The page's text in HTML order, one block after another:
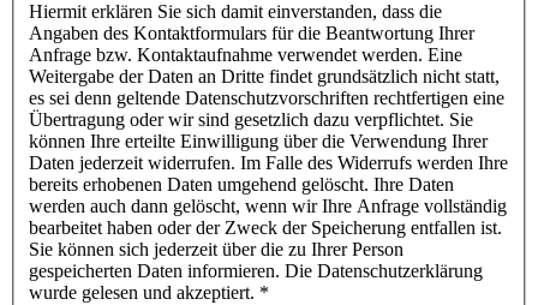
Hiermit erklären Sie sich damit einverstanden, dass die
Angaben des Kontaktformulars für die Beantwortung Ihrer
Anfrage bzw. Kontaktaufnahme verwendet werden. Eine
Weitergabe der Daten an Dritte findet grundsätzlich nicht statt,
es sei denn geltende Datenschutzvorschriften rechtfertigen eine
Übertragung oder wir sind gesetzlich dazu verpflichtet. Sie
können Ihre erteilte Einwilligung über die Verwendung Ihrer
Daten jederzeit widerrufen. Im Falle des Widerrufs werden Ihre
bereits erhobenen Daten umgehend gelöscht. Ihre Daten
werden auch dann gelöscht, wenn wir Ihre Anfrage vollständig
bearbeitet haben oder der Zweck der Speicherung entfallen ist.
Sie können sich jederzeit über die zu Ihrer Person
gespeicherten Daten informieren. Die Datenschutzerklärung
wurde gelesen und akzeptiert. *